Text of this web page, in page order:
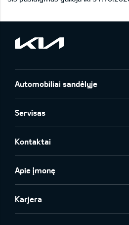
Automobiliai sandėlyje
Servisas
Kontaktai
Apie įmonę
Karjera